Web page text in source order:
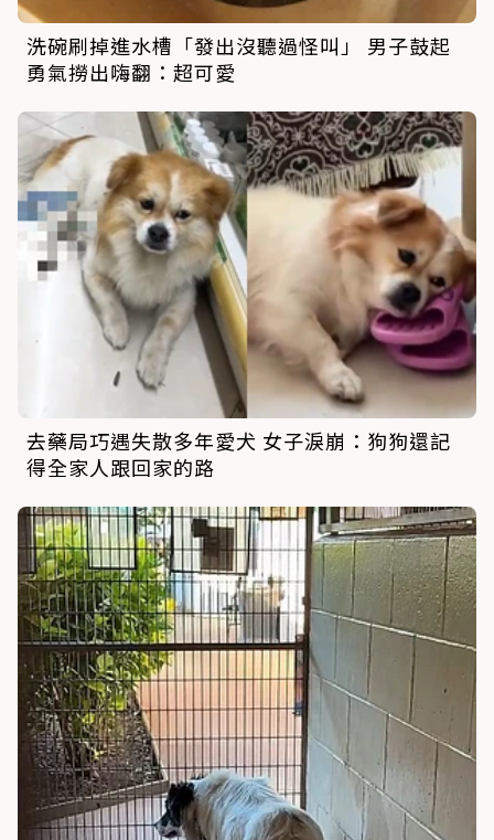
洗碗刷掉進水槽「發出沒聽過怪叫」 男子鼓起
勇氣撈出嗨翻：超可愛
去藥局巧遇失散多年愛犬 女子淚崩：狗狗還記
得全家人跟回家的路